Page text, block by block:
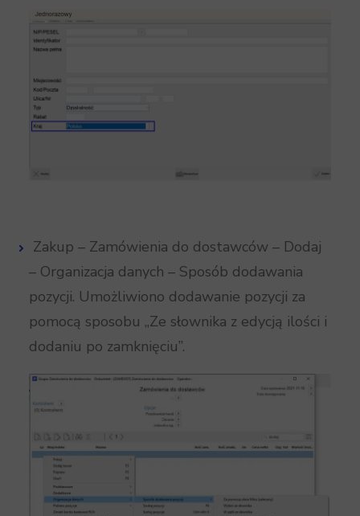
Zakup – Zamówienia do dostawców – Dodaj
– Organizacja danych – Sposób dodawania
pozycji. Umożliwiono dodawanie pozycji za
pomocą sposobu „Ze słownika z edycją ilości i
dodaniu po zamknięciu”.